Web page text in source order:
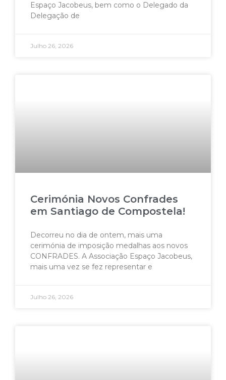
Espaço Jacobeus, bem como o Delegado da
Delegação de
Julho 26, 2026
Cerimónia Novos Confrades
em Santiago de Compostela!
Decorreu no dia de ontem, mais uma
cerimónia de imposição medalhas aos novos
CONFRADES. A Associação Espaço Jacobeus,
mais uma vez se fez representar e
Julho 26, 2026